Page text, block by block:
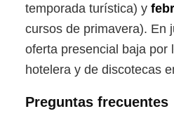
temporada turística) y
cursos de primavera). En
oferta presencial baja por
hotelera y de discotecas
Preguntas frecuentes